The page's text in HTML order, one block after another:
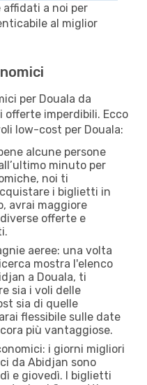
affidati a noi per
al miglior
per Douala da
offerte imperdibili. Ecco
low-cost per Douala:
alcune persone
minuto per
noi ti
i biglietti in
avrai maggiore
offerte e
aeree: una volta
mostra l'elenco
a Douala, ti
sia i voli delle
sia di quelle
flessibile sulle date
più vantaggiose.
i giorni migliori
da Abidjan sono
e giovedì. I biglietti